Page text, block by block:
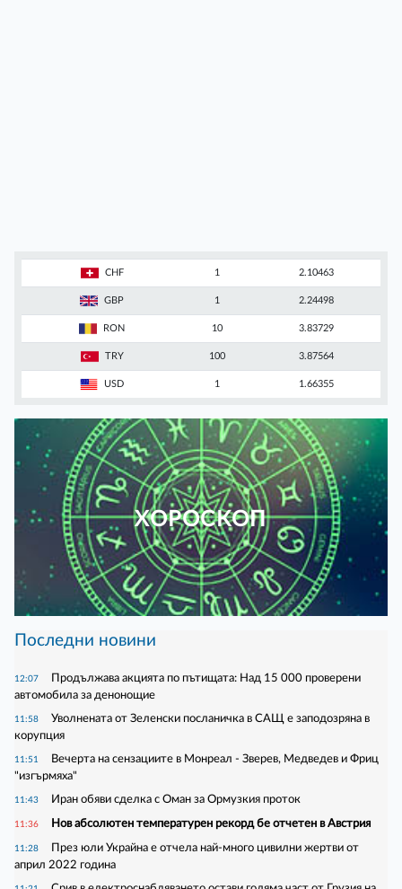
CHF 1 2.10463
GBP 1 2.24498
RON 10 3.83729
TRY 100 3.87564
USD 1 1.66355
ХОРОСКОП
Последни новини
12:07
Продължава акцията по пътищата: Над 15 000 проверени
автомобила за денонощие
11:58
Уволнената от Зеленски посланичка в САЩ е заподозряна в
корупция
11:51
Вечерта на сензациите в Монреал - Зверев, Медведев и Фриц
"изгърмяха"
11:43 Иран обяви сделка с Оман за Ормузкия проток
11:36 Нов абсолютен температурен рекорд бе отчетен в Австрия
11:28
През юли Украйна е отчела най-много цивилни жертви от
април 2022 година